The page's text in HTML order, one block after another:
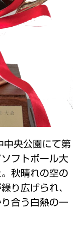
中央公園にて第
フトボール大
秋晴れの空の
り広げられ、
合う白熱の一